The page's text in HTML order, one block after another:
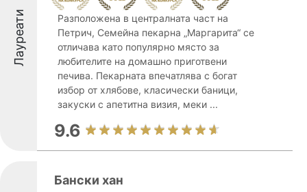
Лауреати
Разположена в централната част на
Петрич, Семейна пекарна „Маргарита“ се
отличава като популярно място за
любителите на домашно приготвени
печива. Пекарната впечатлява с богат
избор от хлябове, класически баници,
закуски с апетитна визия, меки ...
9.6
Бански хан